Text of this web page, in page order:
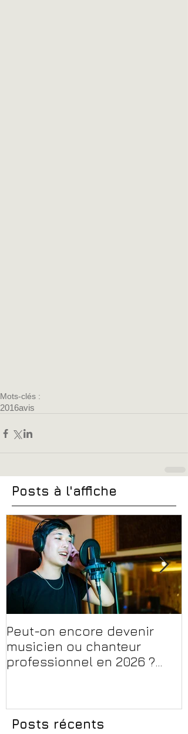
Mots-clés :
2016avis
Posts à l'affiche
Peut-on encore devenir
musicien ou chanteur
professionnel en 2026 ?
Posts récents